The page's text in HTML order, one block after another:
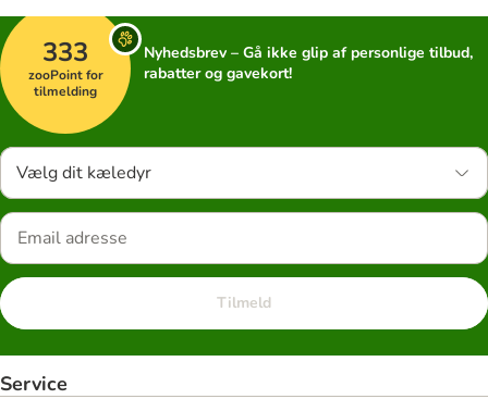
333
zooPoint for
tilmelding
Nyhedsbrev – Gå ikke glip af personlige tilbud,
rabatter og gavekort!
Vælg dit kæledyr
Tilmeld
Service